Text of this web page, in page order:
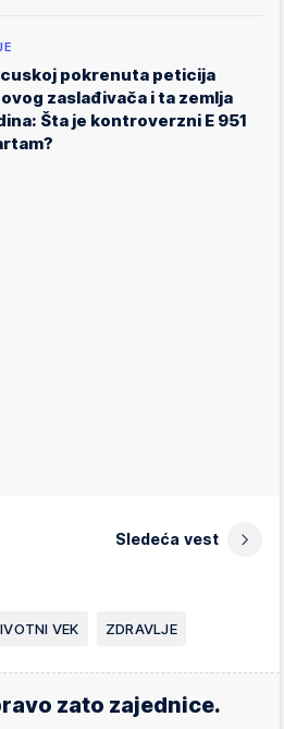
pokrenuta peticija
zaslađivača i ta zemlja
Šta je kontroverzni E 951
Sledeća vest
VEK ZDRAVLJE
zato zajednice.